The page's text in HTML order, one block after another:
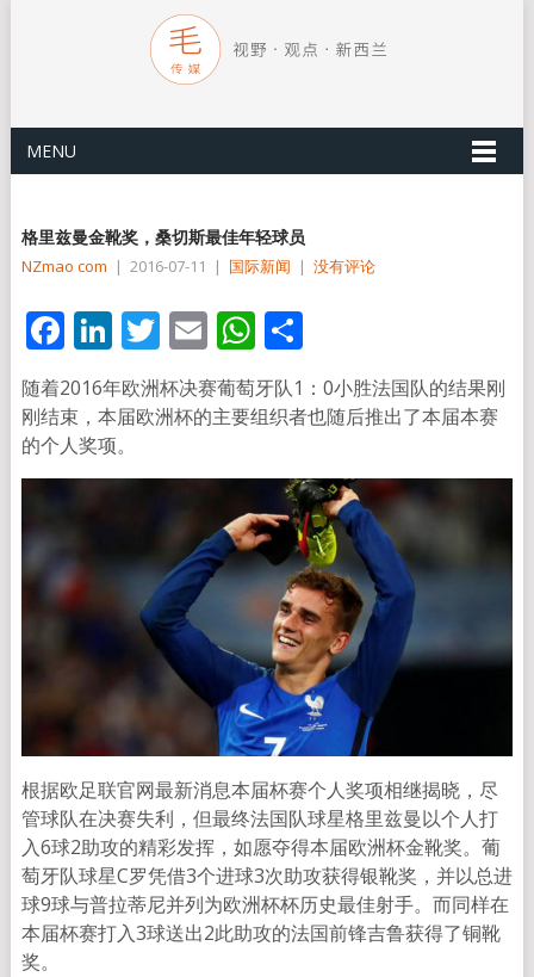
MENU
格里兹曼金靴奖，桑切斯最佳年轻球员
NZmao com | 2016-07-11 | 国际新闻 | 没有评论
Facebook
LinkedIn
Twitter
EmailWhatsApp
分
享
随着2016年欧洲杯决赛葡萄牙队1：0小胜法国队的结果刚
刚结束，本届欧洲杯的主要组织者也随后推出了本届本赛
的个人奖项。
根据欧足联官网最新消息本届杯赛个人奖项相继揭晓，尽
管球队在决赛失利，但最终法国队球星格里兹曼以个人打
入6球2助攻的精彩发挥，如愿夺得本届欧洲杯金靴奖。葡
萄牙队球星C罗凭借3个进球3次助攻获得银靴奖，并以总进
球9球与普拉蒂尼并列为欧洲杯杯历史最佳射手。而同样在
本届杯赛打入3球送出2此助攻的法国前锋吉鲁获得了铜靴
奖。